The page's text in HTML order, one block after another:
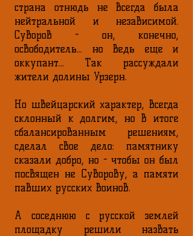
страна отнюдь не всегда была
нейтральной и независимой.
Суворов - он, конечно,
освободитель... но ведь еще и
оккупант... Так рассуждали
жители долины Урзерн.
Но швейцарский характер, всегда
склонный к долгим, но в итоге
сбалансированным решениям,
сделал свое дело: памятнику
сказали добро, но - чтобы он был
посвящен не Суворову, а памяти
павших русских воинов.
А соседнюю с русской землей
площадку решили назвать